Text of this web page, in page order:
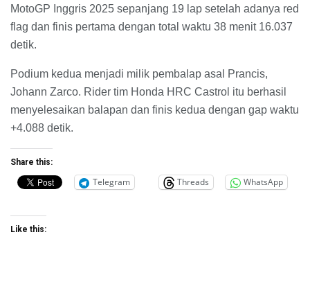
MotoGP Inggris 2025 sepanjang 19 lap setelah adanya red
flag dan finis pertama dengan total waktu 38 menit 16.037
detik.
Podium kedua menjadi milik pembalap asal Prancis,
Johann Zarco. Rider tim Honda HRC Castrol itu berhasil
menyelesaikan balapan dan finis kedua dengan gap waktu
+4.088 detik.
Share this:
Telegram Threads WhatsApp
Like this: